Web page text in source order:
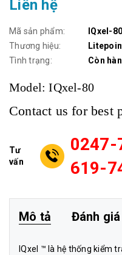
Liên hệ
Mã sản phẩm:
IQxel-80
Thương hiệu:
Tình trạng:
Còn
Model: IQxel-80
Contact us for best
Tư
vấn
0247-
619-
Mô tả Đánh
IQxel ™ là hệ thống kiểm